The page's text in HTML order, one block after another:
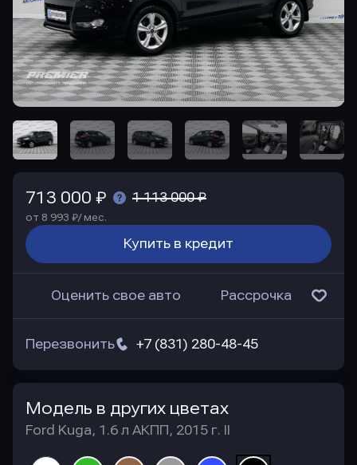
713 000 ₽ 1 113 000 ₽
от 8 993 ₽/ мес.
Купить в кредит
Оценить свое авто Рассрочка
+7 (831) 280-48-45
Перезвонить
Модель в других цветах
Ford Kuga, 1.6 л АКПП, 2015 г. II